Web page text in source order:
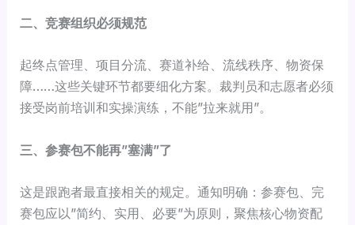
二、竞赛组织必须规范
起终点管理、项目分流、赛道补给、流线秩序、物资保
障……这些关键环节都要细化方案。裁判员和志愿者必须
接受岗前培训和实操演练，不能”拉来就用”。
三、参赛包不能再”塞满”了
这是跟跑者最直接相关的规定。通知明确：参赛包、完
赛包应以”简约、实用、必要”为原则，聚焦核心物资配